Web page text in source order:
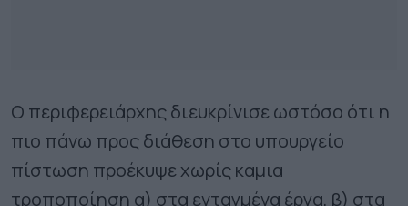
Ο περιφερειάρχης διευκρίνισε ωστόσο ότι η
πιο πάνω προς διάθεση στο υπουργείο
πίστωση προέκυψε χωρίς καμια
τροποποίηση α) στα ενταγμένα έργα, β) στα